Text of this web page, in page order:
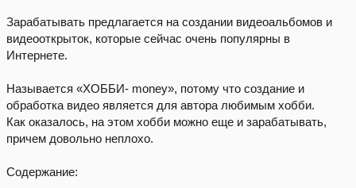
Зарабатывать предлагается на создании видеоальбомов и
видеооткрыток, которые сейчас очень популярны в
Интернете.
Называется «ХОББИ- money», потому что создание и
обработка видео является для автора любимым хобби.
Как оказалось, на этом хобби можно еще и зарабатывать,
причем довольно неплохо.
Содержание: